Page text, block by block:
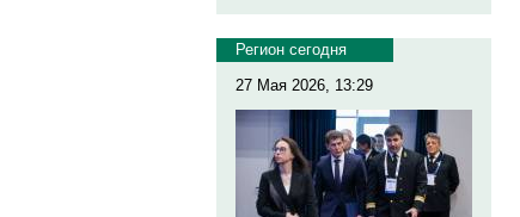
Регион сегодня
27 Мая 2026, 13:29